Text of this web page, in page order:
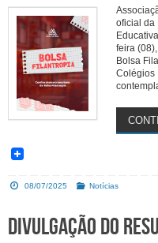
oficial da
feira
Bolsa
Colégios
08/07/2025 Notícias
Divulgação do